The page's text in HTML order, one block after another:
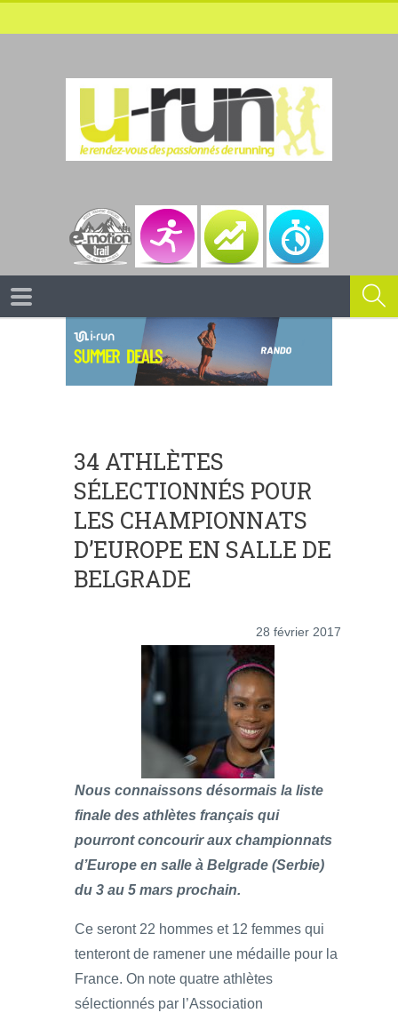
34 ATHLÈTES
SÉLECTIONNÉS POUR
LES CHAMPIONNATS
D’EUROPE EN SALLE DE
BELGRADE
28 février 2017
Nous connaissons désormais la liste
finale des athlètes français qui
pourront concourir aux championnats
d’Europe en salle à Belgrade (Serbie)
du 3 au 5 mars prochain.
Ce seront 22 hommes et 12 femmes qui
tenteront de ramener une médaille pour la
France. On note quatre athlètes
sélectionnés par l’Association